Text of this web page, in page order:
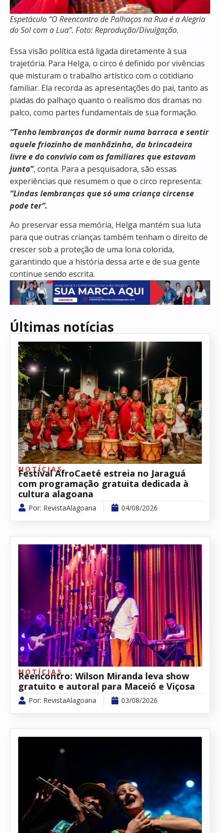
Espetáculo “O Reencontro de Palhaços na Rua é a Alegria
do Sol com a Lua”. Foto: Reprodução/Divulgação.
Essa visão política está ligada diretamente à sua
trajetória. Para Helga, o circo é definido por vivências
que misturam o trabalho artístico com o cotidiano
familiar. Ela recorda as apresentações do pai, tanto as
piadas do palhaço quanto o realismo dos dramas no
palco, como partes fundamentais de sua formação.
“Tenho lembranças de dormir numa barraca e sentir
aquele friozinho de manhãzinha, da brincadeira
livre e do convívio com os familiares que estavam
junto”, conta. Para a pesquisadora, são essas
experiências que resumem o que o circo representa:
“Lindas lembranças que só uma criança circense
pode ter”.
Ao preservar essa memória, Helga mantém sua luta
para que outras crianças também tenham o direito de
crescer sob a proteção de uma lona colorida,
garantindo que a história dessa arte e de sua gente
continue sendo escrita.
Últimas notícias
NOTÍCIAS
Festival AfroCaeté estreia no Jaraguá
com programação gratuita dedicada à
cultura alagoana
Por: RevistaAlagoana 04/08/2026
NOTÍCIAS
Reencontro: Wilson Miranda leva show
gratuito e autoral para Maceió e Viçosa
Por: RevistaAlagoana 03/08/2026